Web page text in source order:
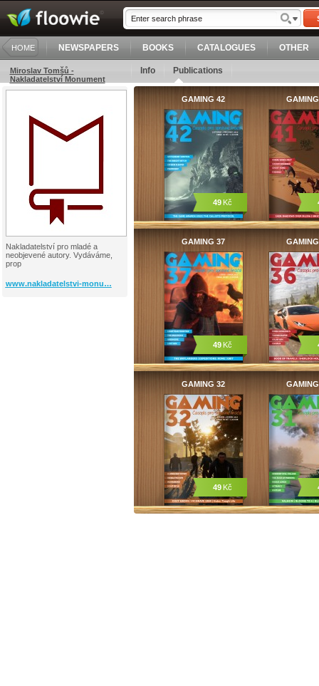
HOME NEWSPAPERS BOOKS CATALOGUES OTHER
Miroslav Tomšů -
Nakladatelství Monument
Info Publications
Nakladatelství pro mladé a
neobjevené autory. Vydáváme,
prop
www.nakladatelstvi-monu…
GAMING 42
49Kč
GAMING 37
49Kč
GAMING 32
49Kč